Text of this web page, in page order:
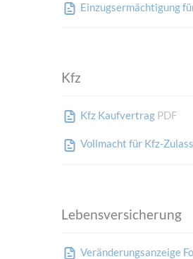
Einzugsermächtigung
Kfz
Kfz Kaufvertrag PDF
Vollmacht für Kfz-
Lebensversicherung
Veränderungsanzeige